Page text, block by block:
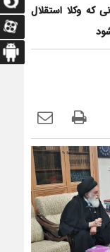
که وکلا استقلال